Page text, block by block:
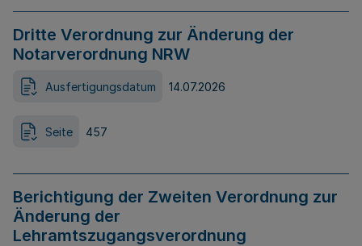
Dritte Verordnung zur Änderung der
Notarverordnung NRW
Ausfertigungsdatum 14.07.2026
Seite 457
Berichtigung der Zweiten Verordnung zur
Änderung der
Lehramtszugangsverordnung